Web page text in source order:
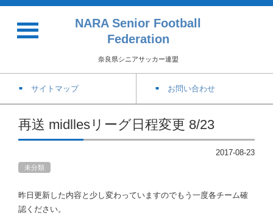
NARA Senior Football
Federation
奈良県シニアサッカー連盟
サイトマップ お問い合わせ
再送 midllesリーグ日程変更 8/23
2017-08-23
未分類
昨日更新した内容と少し変わっていますのでもう一度各チーム確
認ください。